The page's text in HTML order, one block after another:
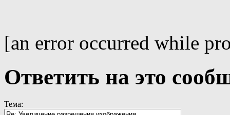
[an error occurred while
Ответить на это
Тема: